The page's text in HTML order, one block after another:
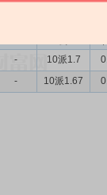
- 10派1.7
- 10派1.67